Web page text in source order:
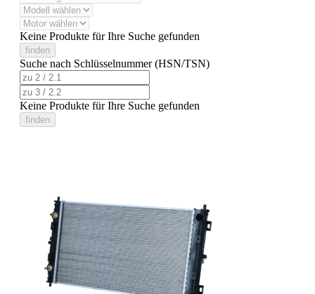
Keine Produkte für Ihre Suche gefunden
finden
Suche nach Schlüsselnummer (HSN/TSN)
Keine Produkte für Ihre Suche gefunden
finden